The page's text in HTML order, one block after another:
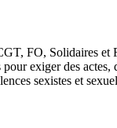
FO, Solidaires et
exiger des actes,
sexistes et